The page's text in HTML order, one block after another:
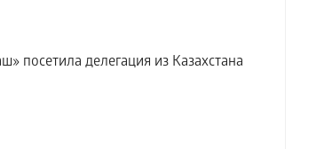
посетила делегация из Казахстана